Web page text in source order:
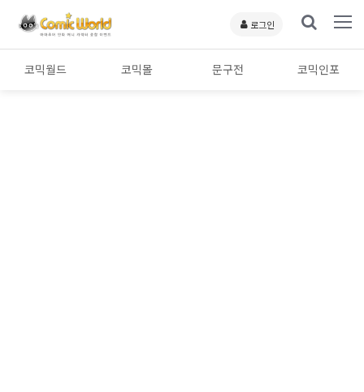
로그인
코믹월드 코믹몰 문구전 코믹인포